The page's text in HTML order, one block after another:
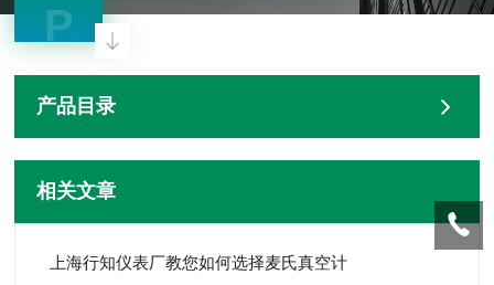
P
产品目录
相关文章
上海行知仪表厂教您如何选择麦氏真空计